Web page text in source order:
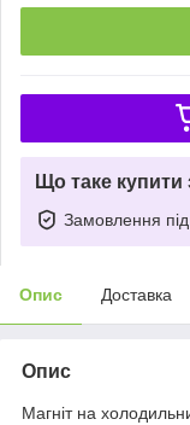
Що таке
Замовлення
Опис Доставка
Опис
Магніт на